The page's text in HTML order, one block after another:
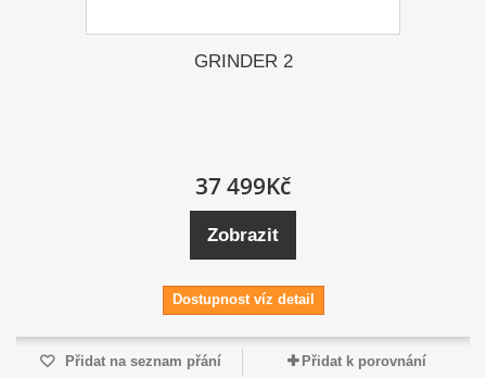
GRINDER 2
37 499Kč
Zobrazit
Dostupnost víz detail
Přidat na seznam přání Přidat k porovnání